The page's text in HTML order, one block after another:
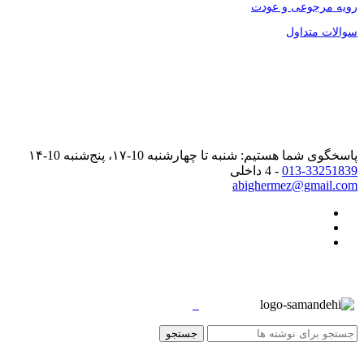
رویه مرجوعی و عودت
سوالات متداول
پاسخگوی شما هستیم: شنبه تا چهارشنبه 10-۱۷، پنج‌شنبه 10-۱۴
013-33251839 - 4 داخلی
abighermez@gmail.com
جستجو